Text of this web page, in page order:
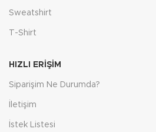
Sweatshirt
T-Shirt
HIZLI ERIŞIM
Siparişim Ne Durumda?
İletişim
İstek Listesi